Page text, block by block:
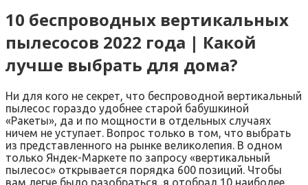
10 беспроводных вертикальных
пылесосов 2022 года | Какой
лучше выбрать для дома?
Ни для кого не секрет, что беспроводной вертикальный
пылесос гораздо удобнее старой бабушкиной
«Ракеты», да и по мощности в отдельных случаях
ничем не уступает. Вопрос только в том, что выбрать
из представленного на рынке великолепия. В одном
только Яндек-Маркете по запросу «вертикальный
пылесос» открывается порядка 600 позиций. Чтобы
вам легче было разобраться, я отобрал 10 наиболее